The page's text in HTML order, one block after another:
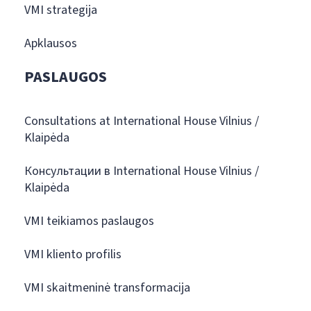
VMI strategija
Apklausos
PASLAUGOS
Consultations at International House Vilnius /
Klaipėda
Консультации в International House Vilnius /
Klaipėda
VMI teikiamos paslaugos
VMI kliento profilis
VMI skaitmeninė transformacija